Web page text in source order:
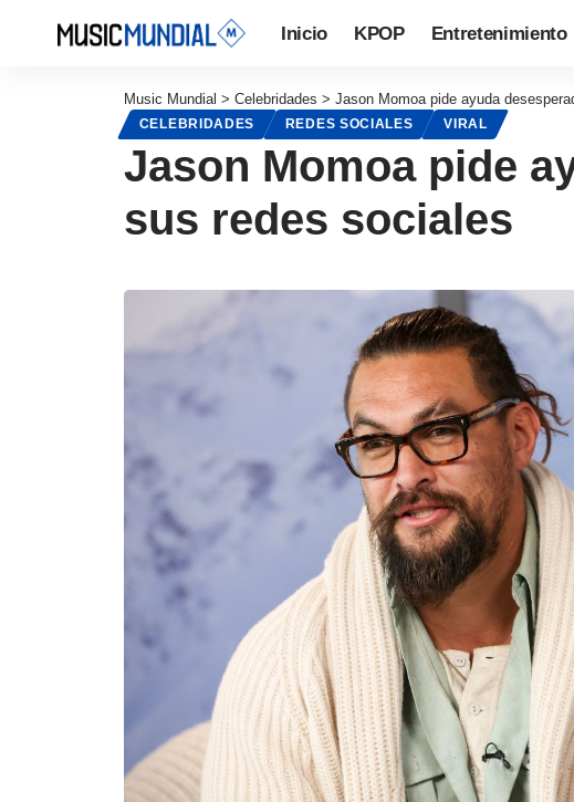
Inicio KPOP Entretenimiento
Music Mundial > Celebridades > Jason Momoa pide ayuda
CELEBRIDADES REDES SOCIALES VIRAL
Jason Momoa pide
sus redes sociales